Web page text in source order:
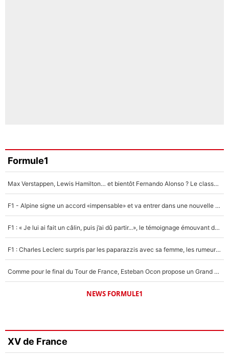
Formule1
Max Verstappen, Lewis Hamilton… et bientôt Fernando Alonso ? Le classement des pilotes les mieux payés en Formule 1 risque de changer !
F1 - Alpine signe un accord «impensable» et va entrer dans une nouvelle dimension : Grande nouvelle pour Pierre Gasly !
F1 : « Je lui ai fait un câlin, puis j’ai dû partir...», le témoignage émouvant de Max Verstappen sur sa fille
F1 : Charles Leclerc surpris par les paparazzis avec sa femme, les rumeurs étaient vraies !
Comme pour le final du Tour de France, Esteban Ocon propose un Grand Prix de Formule 1 à Paris : «Autour de l’Arc de Triomphe, ce serait génial» !
NEWS FORMULE1
XV de France